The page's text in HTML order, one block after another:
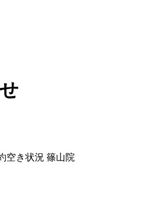
空き状況 篠山院